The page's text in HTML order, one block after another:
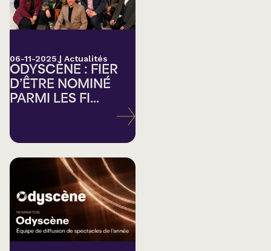
06-11-2025 | Actualités
ODYSCÈNE : FIER
D’ÊTRE NOMINÉ
PARMI LES FI...